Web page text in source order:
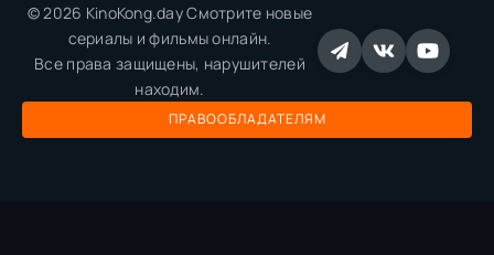
© 2026 KinoKong.day Смотрите новые
сериалы и фильмы онлайн.
Все права защищены, нарушителей
находим.
ПРАВООБЛАДАТЕЛЯМ